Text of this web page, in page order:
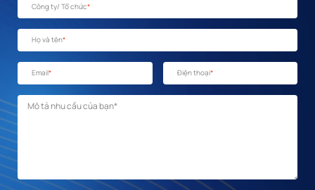
Công ty/ Tổ chức*
Họ và tên*
Email* Điện thoại*
Mô tả nhu cầu *